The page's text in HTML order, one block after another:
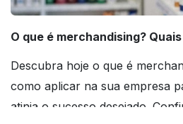
O que é merchandising?
Descubra hoje o que é
como aplicar na sua empresa
atinja o sucesso desejado.